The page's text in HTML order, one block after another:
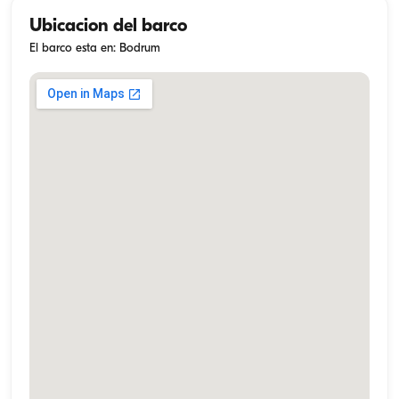
Ubicacion del barco
El barco esta en: Bodrum